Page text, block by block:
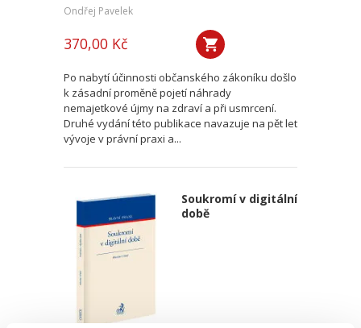
Ondřej Pavelek
370,00 Kč
Po nabytí účinnosti občanského zákoníku došlo
k zásadní proměně pojetí náhrady
nemajetkové újmy na zdraví a při usmrcení.
Druhé vydání této publikace navazuje na pět let
vývoje v právní praxi a...
Soukromí v digitální
době